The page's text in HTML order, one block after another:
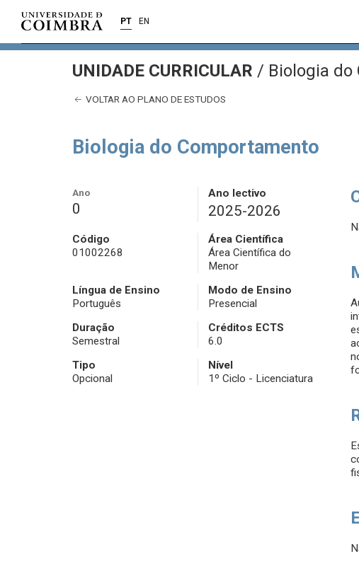
PT EN
UNIDADE CURRICULAR / Biologia
VOLTAR AO PLANO DE ESTUDOS
Biologia do Comportamento
Ano
0
Ano lectivo
2025-2026
Código
01002268
Área Científica
Área Científica do
Menor
Língua de Ensino
Português
Modo de Ensino
Presencial
Duração
Semestral
Créditos ECTS
6.0
Tipo
Opcional
Nível
1º Ciclo - Licenciatura